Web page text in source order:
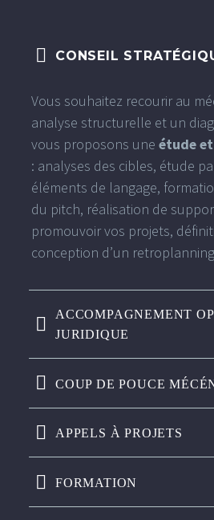
CONSEIL
Vous souhaitez recourir au
analyse structurelle et un
vous proposons une étude
: analyses des cibles, étude
éléments de langage,
du pitch, réalisation de
promouvoir vos projets,
conception d’un
ACCOMPAGNEMENT
JURIDIQUE
COUP DE POUCE
APPELS À PROJETS
FORMATION